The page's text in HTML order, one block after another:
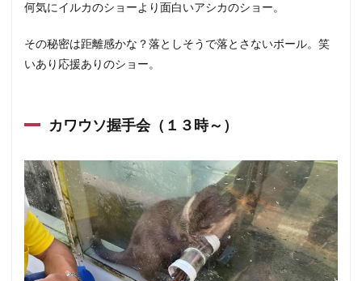
何気にイルカのショーより面白いアシカのショー。
その秘密は距離感かな？落としそうで落とさないボール。笑
いあり応援ありのショー。
カワウソ握手会（１３時～）